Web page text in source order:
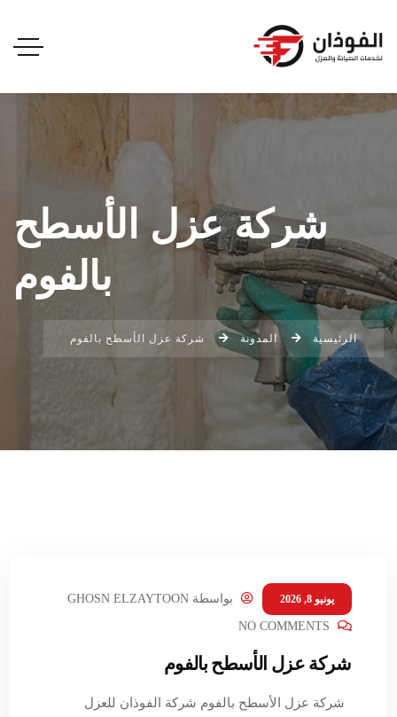
شركة عزل الأسطح
بالفوم
الرئيسية المدونة شركة عزل الأسطح بالفوم
يونيو 8, 2026 بواسطةGHOSN ELZAYTOON
NO COMMENTS
شركة عزل الأسطح بالفوم
شركة عزل الأسطح بالفوم شركة الفوذان للعزل